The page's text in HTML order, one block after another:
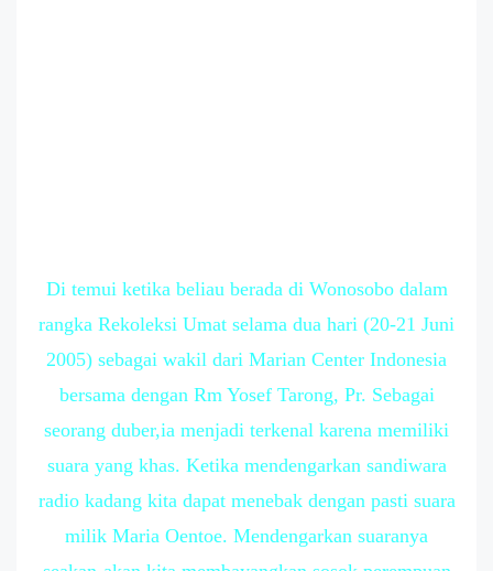
Di temui ketika beliau berada di Wonosobo dalam
rangka Rekoleksi Umat selama dua hari (20-21 Juni
2005) sebagai wakil dari Marian Center Indonesia
bersama dengan Rm Yosef Tarong, Pr. Sebagai
seorang duber,ia menjadi terkenal karena memiliki
suara yang khas. Ketika mendengarkan sandiwara
radio kadang kita dapat menebak dengan pasti suara
milik Maria Oentoe. Mendengarkan suaranya